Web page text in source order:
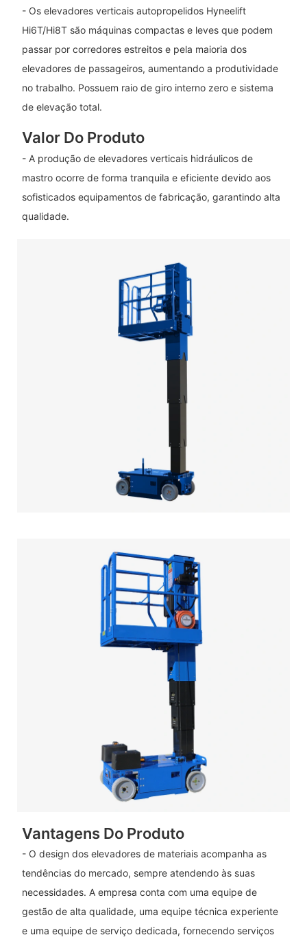
- Os elevadores verticais autopropelidos Hyneelift
Hi6T/Hi8T são máquinas compactas e leves que podem
passar por corredores estreitos e pela maioria dos
elevadores de passageiros, aumentando a produtividade
no trabalho. Possuem raio de giro interno zero e sistema
de elevação total.
Valor Do Produto
- A produção de elevadores verticais hidráulicos de
mastro ocorre de forma tranquila e eficiente devido aos
sofisticados equipamentos de fabricação, garantindo alta
qualidade.
Vantagens Do Produto
- O design dos elevadores de materiais acompanha as
tendências do mercado, sempre atendendo às suas
necessidades. A empresa conta com uma equipe de
gestão de alta qualidade, uma equipe técnica experiente
e uma equipe de serviço dedicada, fornecendo serviços